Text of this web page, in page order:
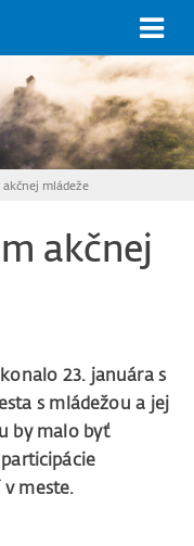
mládeže
akčnej
23. januára s
s mládežou a jej
by malo byť
meste.